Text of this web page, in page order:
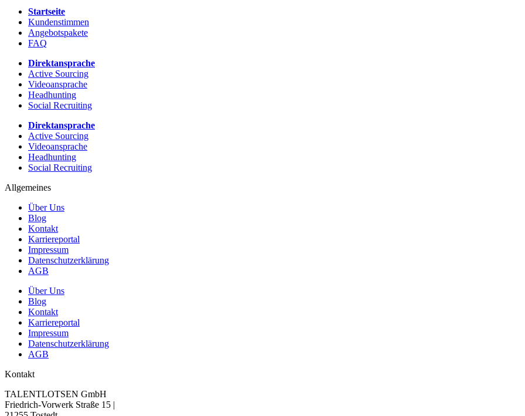
Startseite
Kundenstimmen
Angebotspakete
FAQ
Direktansprache
Active Sourcing
Videoansprache
Headhunting
Social Recruiting
Direktansprache
Active Sourcing
Videoansprache
Headhunting
Social Recruiting
Allgemeines
Über Uns
Blog
Kontakt
Karriereportal
Impressum
Datenschutzerklärung
AGB
Über Uns
Blog
Kontakt
Karriereportal
Impressum
Datenschutzerklärung
AGB
Kontakt
TALENTLOTSEN GmbH
Friedrich-Vorwerk Straße 15 |